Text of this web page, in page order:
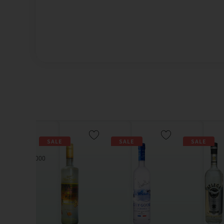
SALE
SALE
SALE
1000 מ"ל | מחיר ל100 מ"ל -